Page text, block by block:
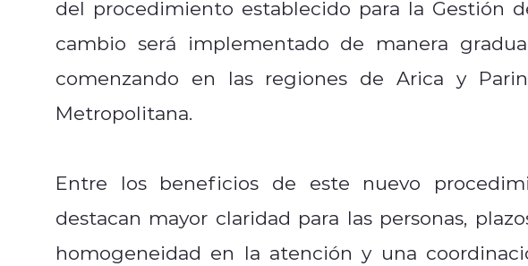
del procedimiento establecido para la Gestión
cambio será implementado de manera
comenzando en las regiones de Arica y
Metropolitana.
Entre los beneficios de este nuevo
destacan mayor claridad para las personas,
homogeneidad en la atención y una